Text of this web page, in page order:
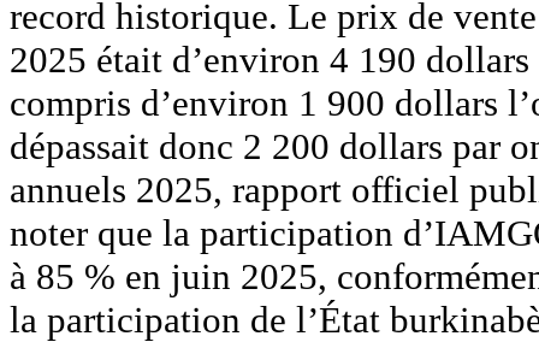
record historique. Le prix de
2025 était d’environ 4 190
compris d’environ 1 900 dollars
dépassait donc 2 200 dollars par
annuels 2025, rapport officiel
noter que la participation
à 85 % en juin 2025,
la participation de l’État